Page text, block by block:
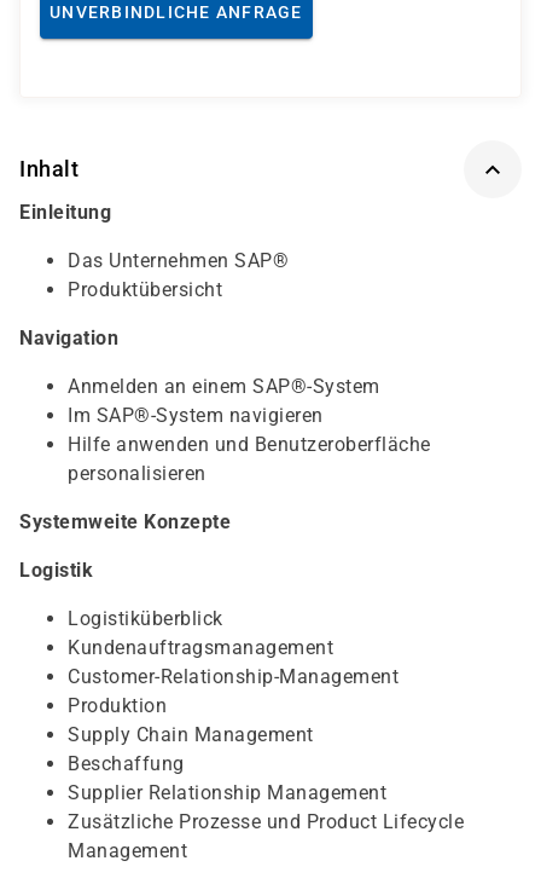
UNVERBINDLICHE ANFRAGE
Inhalt
Einleitung
Das Unternehmen SAP®
Produktübersicht
Navigation
Anmelden an einem SAP®-System
Im SAP®-System navigieren
Hilfe anwenden und Benutzeroberfläche
personalisieren
Systemweite Konzepte
Logistik
Logistiküberblick
Kundenauftragsmanagement
Customer-Relationship-Management
Produktion
Supply Chain Management
Beschaffung
Supplier Relationship Management
Zusätzliche Prozesse und Product Lifecycle
Management